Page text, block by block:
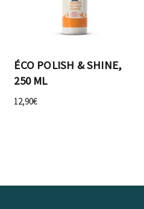
ÉCO POLISH & SHINE,
250 ML
12,90€